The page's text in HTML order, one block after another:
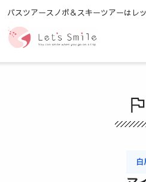
バスツアースノボ＆スキーツアーはレ